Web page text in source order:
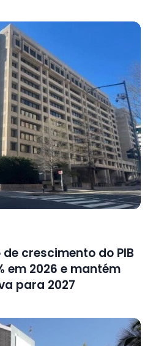
crescimento do PIB
em 2026 e mantém
para 2027